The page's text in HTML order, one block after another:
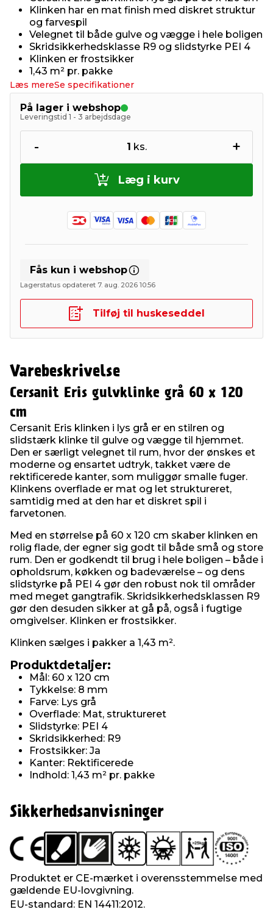
Klinken har en mat finish med diskret struktur
og farvespil
Velegnet til både gulve og vægge i hele boligen
Skridsikkerhedsklasse R9 og slidstyrke PEI 4
Klinken er frostsikker
1,43 m² pr. pakke
Læs mereSe specifikationer
På lager i webshop
Leveringstid 1 - 3 arbejdsdage
- 1 ks. +
Læg i kurv
Fås kun i webshop
Lagerstatus opdateret 7. aug. 2026 10:56
Tilføj til huskeseddel
Varebeskrivelse
Cersanit Eris gulvklinke grå 60 x 120
cm
Cersanit Eris klinken i lys grå er en stilren og
slidstærk klinke til gulve og vægge til hjemmet.
Den er særligt velegnet til rum, hvor der ønskes et
moderne og ensartet udtryk, takket være de
rektificerede kanter, som muliggør smalle fuger.
Klinkens overflade er mat og let struktureret,
samtidig med at den har et diskret spil i
farvetonen.
Med en størrelse på 60 x 120 cm skaber klinken en
rolig flade, der egner sig godt til både små og store
rum. Den er godkendt til brug i hele boligen – både i
opholdsrum, køkken og badeværelse – og dens
slidstyrke på PEI 4 gør den robust nok til områder
med meget gangtrafik. Skridsikkerhedsklassen R9
gør den desuden sikker at gå på, også i fugtige
omgivelser. Klinken er frostsikker.
Klinken sælges i pakker a 1,43 m².
Produktdetaljer:
Mål: 60 x 120 cm
Tykkelse: 8 mm
Farve: Lys grå
Overflade: Mat, struktureret
Slidstyrke: PEI 4
Skridsikkerhed: R9
Frostsikker: Ja
Kanter: Rektificerede
Indhold: 1,43 m² pr. pakke
Sikkerhedsanvisninger
Produktet er CE-mærket i overensstemmelse med
gældende EU-lovgivning.
EU-standard: EN 14411:2012.